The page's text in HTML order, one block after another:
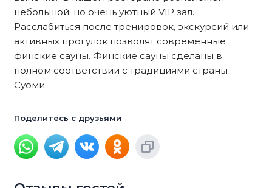
небольшой, но очень уютный VIP зал.
Расслабиться после тренировок, экскурсий или
активных прогулок позволят современные
финские сауны. Финские сауны сделаны в
полном соответствии с традициями страны
Суоми.
Поделитесь с друзьями